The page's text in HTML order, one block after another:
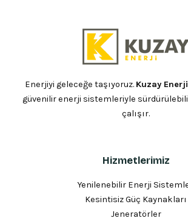
Enerjiyi geleceğe taşıyoruz. Kuzay Enerji
güvenilir enerji sistemleriyle
çalışır.
Hizmetlerimiz
Yenilenebilir Enerji
Kesintisiz Güç Kaynakları
Jeneratörler